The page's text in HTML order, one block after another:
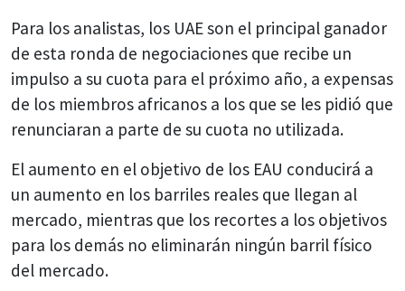
Para los analistas, los UAE son el principal ganador
de esta ronda de negociaciones que recibe un
impulso a su cuota para el próximo año, a expensas
de los miembros africanos a los que se les pidió que
renunciaran a parte de su cuota no utilizada.
El aumento en el objetivo de los EAU conducirá a
un aumento en los barriles reales que llegan al
mercado, mientras que los recortes a los objetivos
para los demás no eliminarán ningún barril físico
del mercado.